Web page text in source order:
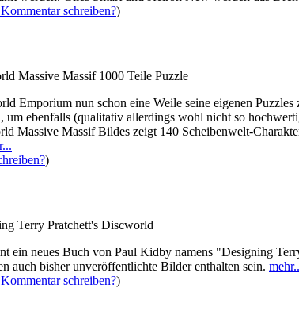
schreiben?)
Massive Massif 1000 Teile Puzzle
Emporium nun schon eine Weile seine eigenen
um ebenfalls (qualitativ allerdings wohl nicht so
Massive Massif Bildes zeigt 140 Scheibenwelt-
)
Terry Pratchett's Discworld
ein neues Buch von Paul Kidby namens "Designing
auch bisher unveröffentlichte Bilder enthalten sein.
schreiben?)